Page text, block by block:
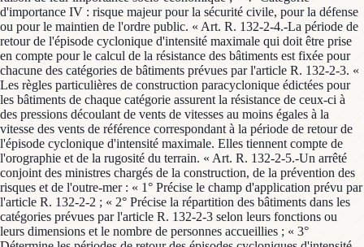
d'importance IV : risque majeur pour la sécurité civile, pour la défense
ou pour le maintien de l'ordre public. « Art. R. 132-2-4.-La période de
retour de l'épisode cyclonique d'intensité maximale qui doit être prise
en compte pour le calcul de la résistance des bâtiments est fixée pour
chacune des catégories de bâtiments prévues par l'article R. 132-2-3. «
Les règles particulières de construction paracyclonique édictées pour
les bâtiments de chaque catégorie assurent la résistance de ceux-ci à
des pressions découlant de vents de vitesses au moins égales à la
vitesse des vents de référence correspondant à la période de retour de
l'épisode cyclonique d'intensité maximale. Elles tiennent compte de
l'orographie et de la rugosité du terrain. « Art. R. 132-2-5.-Un arrêté
conjoint des ministres chargés de la construction, de la prévention des
risques et de l'outre-mer : « 1° Précise le champ d'application prévu par
l'article R. 132-2-2 ; « 2° Précise la répartition des bâtiments dans les
catégories prévues par l'article R. 132-2-3 selon leurs fonctions ou
leurs dimensions et le nombre de personnes accueillies ; « 3°